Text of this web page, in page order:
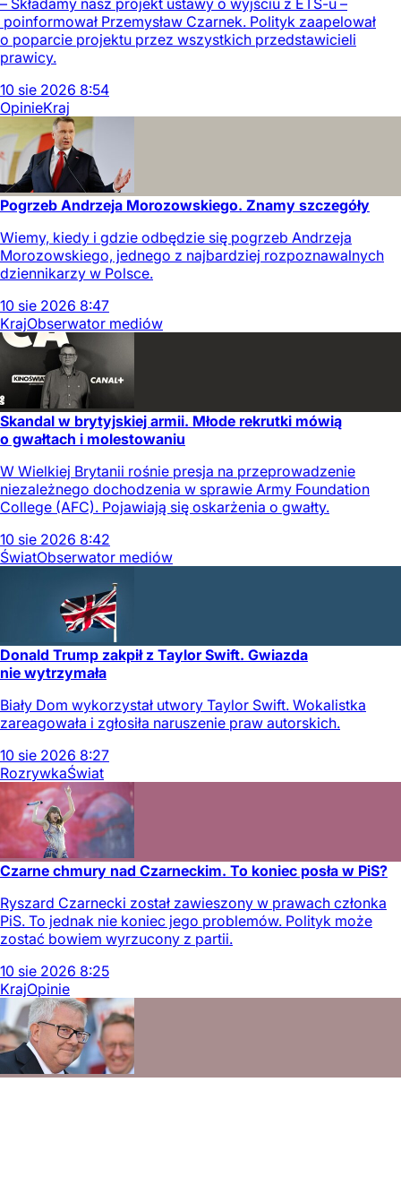
– Składamy nasz projekt ustawy o wyjściu z ETS-u –
poinformował Przemysław Czarnek. Polityk zaapelował
o poparcie projektu przez wszystkich przedstawicieli
prawicy.
10 sie 2026 8:54
OpinieKraj
Pogrzeb Andrzeja Morozowskiego. Znamy szczegóły
Wiemy, kiedy i gdzie odbędzie się pogrzeb Andrzeja
Morozowskiego, jednego z najbardziej rozpoznawalnych
dziennikarzy w Polsce.
10 sie 2026 8:47
KrajObserwator mediów
Skandal w brytyjskiej armii. Młode rekrutki mówią
o gwałtach i molestowaniu
W Wielkiej Brytanii rośnie presja na przeprowadzenie
niezależnego dochodzenia w sprawie Army Foundation
College (AFC). Pojawiają się oskarżenia o gwałty.
10 sie 2026 8:42
ŚwiatObserwator mediów
Donald Trump zakpił z Taylor Swift. Gwiazda
nie wytrzymała
Biały Dom wykorzystał utwory Taylor Swift. Wokalistka
zareagowała i zgłosiła naruszenie praw autorskich.
10 sie 2026 8:27
RozrywkaŚwiat
Czarne chmury nad Czarneckim. To koniec posła w PiS?
Ryszard Czarnecki został zawieszony w prawach członka
PiS. To jednak nie koniec jego problemów. Polityk może
zostać bowiem wyrzucony z partii.
10 sie 2026 8:25
KrajOpinie